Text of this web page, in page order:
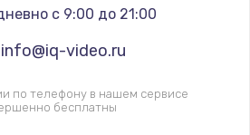
с 9:00 до 21:00
info@iq-video.ru
по телефону в нашем сервисе
бесплатны